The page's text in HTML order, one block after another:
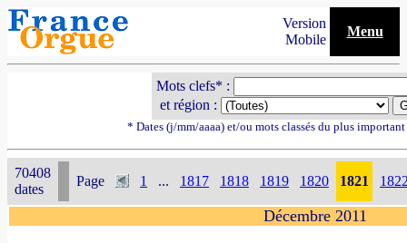
Version
Mobile
Menu
Mots clefs* :
et région :
* Dates (j/mm/aaaa) et/ou mots classés du plus
70408
dates
Page 1 ... 1817 1818 1819 1820 1821
Décembre 2011